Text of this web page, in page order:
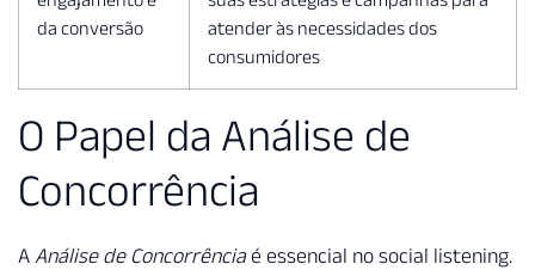
da conversão
atender às necessidades dos
consumidores
O Papel da Análise de
Concorrência
A Análise de Concorrênciaé essencial no social listening.